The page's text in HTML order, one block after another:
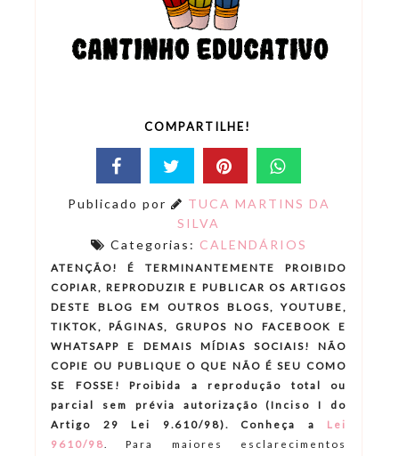
COMPARTILHE!
Publicado por
TUCA MARTINS DA
SILVA
Categorias: CALENDÁRIOS
ATENÇÃO! É TERMINANTEMENTE PROIBIDO
COPIAR, REPRODUZIR E PUBLICAR OS ARTIGOS
DESTE BLOG EM OUTROS BLOGS, YOUTUBE,
TIKTOK, PÁGINAS, GRUPOS NO FACEBOOK E
WHATSAPP E DEMAIS MÍDIAS SOCIAIS! NÃO
COPIE OU PUBLIQUE O QUE NÃO É SEU COMO
SE FOSSE! Proibida a reprodução total ou
parcial sem prévia autorização (Inciso I do
Artigo 29 Lei 9.610/98). Conheça a
Lei
9610/98
Para maiores esclarecimentos